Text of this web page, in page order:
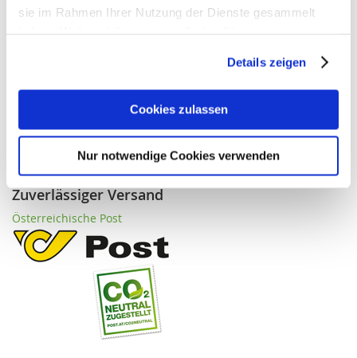
sie im Rahmen Ihrer Nutzung der Dienste gesammelt
Details zeigen
Cookies zulassen
Nur notwendige Cookies verwenden
Registrierte Versandapotheke
Zuverlässiger Versand
Österreichische Post